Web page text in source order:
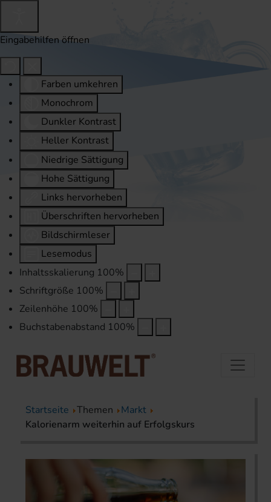
Eingabehilfen öffnen
Farben umkehren
Monochrom
Dunkler Kontrast
Heller Kontrast
Niedrige Sättigung
Hohe Sättigung
Links hervorheben
Überschriften hervorheben
Bildschirmleser
Lesemodus
Inhaltsskalierung 100%
Schriftgröße 100%
Zeilenhöhe 100%
Buchstabenabstand 100%
Startseite Themen
Markt
Kalorienarm weiterhin auf Erfolgskurs